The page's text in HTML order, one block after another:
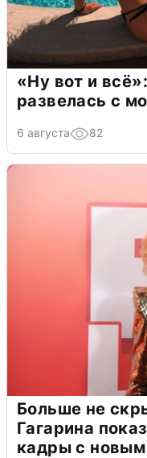
«Ну вот и
развелась с
6 августа 82
Больше не
Гагарина
кадры с